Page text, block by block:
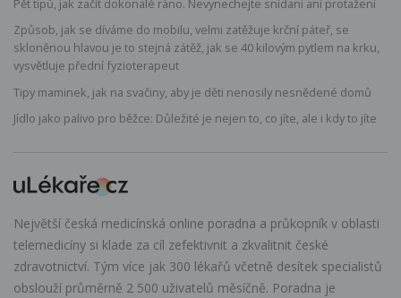
Pět tipů, jak začít dokonalé ráno. Nevynechejte snídani ani protažení
Způsob, jak se díváme do mobilu, velmi zatěžuje krční páteř, se
skloněnou hlavou je to stejná zátěž, jak se 40 kilovým pytlem na krku,
vysvětluje přední fyzioterapeut
Tipy maminek, jak na svačiny, aby je děti nenosily nesnědené domů
Jídlo jako palivo pro běžce: Důležité je nejen to, co jíte, ale i kdy to jíte
Největší česká medicínská online poradna a průkopník v oblasti
telemedicíny si klade za cíl zefektivnit a zkvalitnit české
zdravotnictví. Tým více jak 300 lékařů včetně desítek specialistů
obslouží průměrně 2 500 uživatelů měsíčně. Poradna je